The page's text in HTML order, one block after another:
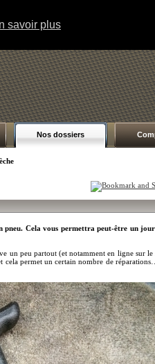
savoir plus
Nos dossiers
pneu. Cela vous permettra peut-être un
un peu partout (et notamment en ligne sur le
cela permet un certain nombre de